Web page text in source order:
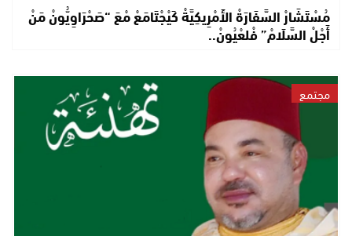
مُسْتَشَارْ السَّفَارَةْ الأَمْرِيكِيَّةْ كَيْجْتَامَعْ مْعَ “صَحْرَاوِيُّونْ مَنْ
أَجْلْ السَّلَامْ” فْلعْيُونْ..
مجتمع